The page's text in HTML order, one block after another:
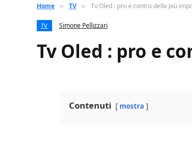
Home » TV » Tv Oled : pro e contro delle più
TV Simone Pellizzari
Tv Oled : pro e
Contenuti mostra